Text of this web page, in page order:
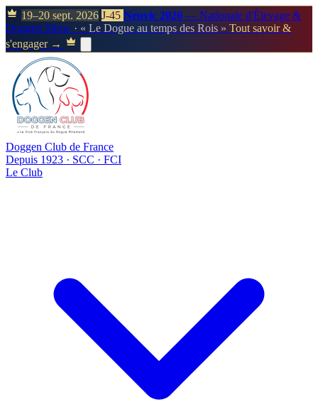
19–20 sept. 2026 J-45 Neuvic 2026 — Nationale d'Élevage &
Doggen Show · « Le Dogue au temps des Rois » Tout savoir &
s'engager →
Doggen Club de France
Depuis 1923 · SCC · FCI
Le Club